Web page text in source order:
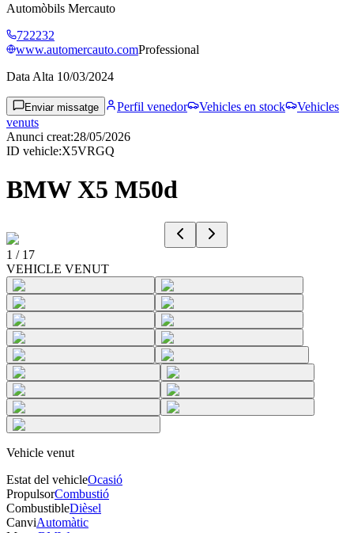
Automòbils Mercauto
722232
www.automercauto.comProfessional
Data Alta 10/03/2024
Enviar missatge Perfil venedor Vehicles en stock
Vehicles
venuts
Anunci creat:28/05/2026
ID vehicle:X5VRGQ
BMW X5 M50d
1 / 17
VEHICLE VENUT
Vehicle venut
Estat del vehicleOcasió
PropulsorCombustió
CombustibleDièsel
CanviAutomàtic